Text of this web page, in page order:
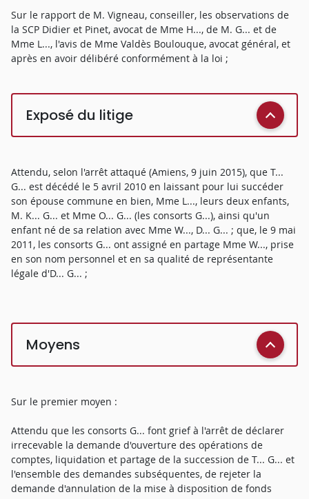
Sur le rapport de M. Vigneau, conseiller, les observations de
la SCP Didier et Pinet, avocat de Mme H..., de M. G... et de
Mme L..., l'avis de Mme Valdès Boulouque, avocat général, et
après en avoir délibéré conformément à la loi ;
Exposé du litige
Attendu, selon l'arrêt attaqué (Amiens, 9 juin 2015), que T...
G... est décédé le 5 avril 2010 en laissant pour lui succéder
son épouse commune en bien, Mme L..., leurs deux enfants,
M. K... G... et Mme O... G... (les consorts G...), ainsi qu'un
enfant né de sa relation avec Mme W..., D... G... ; que, le 9 mai
2011, les consorts G... ont assigné en partage Mme W..., prise
en son nom personnel et en sa qualité de représentante
légale d'D... G... ;
Moyens
Sur le premier moyen :
Attendu que les consorts G... font grief à l'arrêt de déclarer
irrecevable la demande d'ouverture des opérations de
comptes, liquidation et partage de la succession de T... G... et
l'ensemble des demandes subséquentes, de rejeter la
demande d'annulation de la mise à disposition de fonds